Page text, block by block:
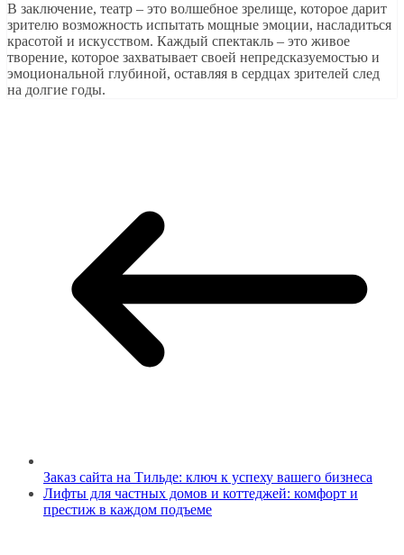
В заключение, театр – это волшебное зрелище, которое дарит
зрителю возможность испытать мощные эмоции, насладиться
красотой и искусством. Каждый спектакль – это живое
творение, которое захватывает своей непредсказуемостью и
эмоциональной глубиной, оставляя в сердцах зрителей след
на долгие годы.
Заказ сайта на Тильде: ключ к успеху вашего бизнеса
Лифты для частных домов и коттеджей: комфорт и
престиж в каждом подъеме